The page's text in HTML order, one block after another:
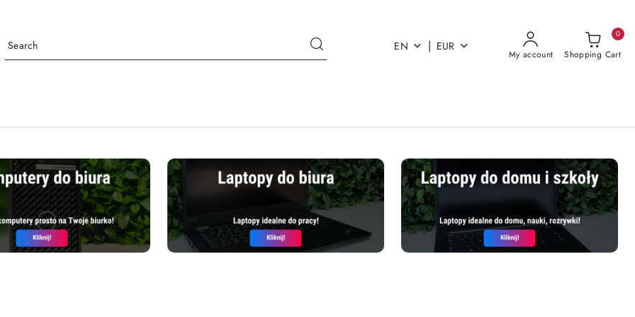
EN | EUR
My account Shopping Cart
0